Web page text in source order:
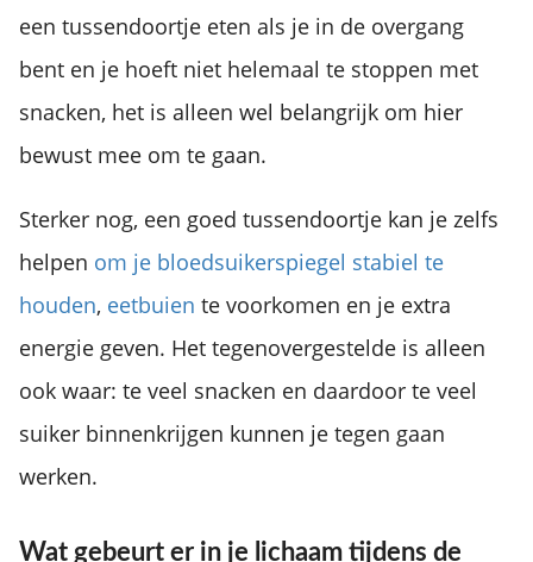
een tussendoortje eten als je in de overgang
bent en je hoeft niet helemaal te stoppen met
snacken, het is alleen wel belangrijk om hier
bewust mee om te gaan.
Sterker nog, een goed tussendoortje kan je zelfs
helpen om je bloedsuikerspiegel stabiel te
houden, eetbuien te voorkomen en je extra
energie geven. Het tegenovergestelde is alleen
ook waar: te veel snacken en daardoor te veel
suiker binnenkrijgen kunnen je tegen gaan
werken.
Wat gebeurt er in je lichaam tijdens de